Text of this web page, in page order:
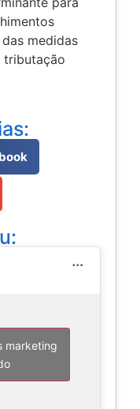
medidas
tributação
marketing